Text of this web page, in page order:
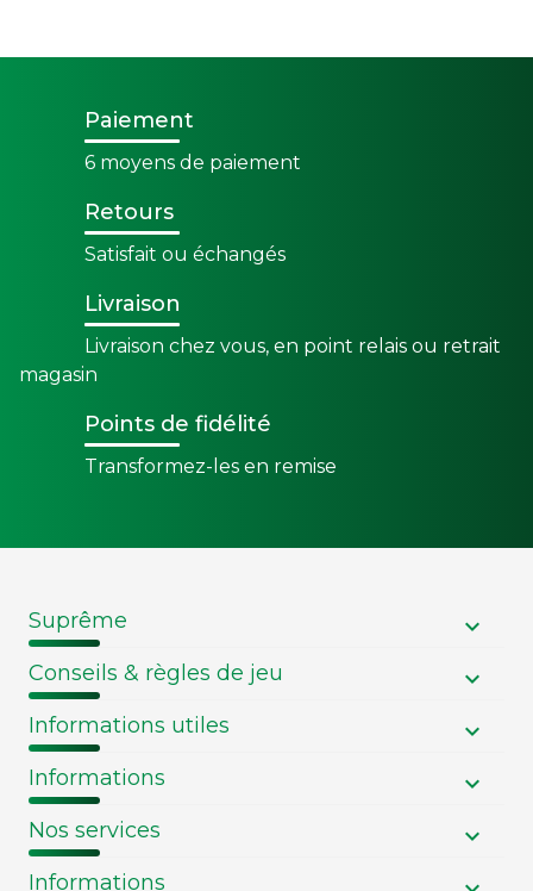
Paiement
6 moyens de paiement
Retours
Satisfait ou échangés
Livraison
Livraison chez vous, en point relais ou retrait
magasin
Points de fidélité
Transformez-les en remise
Suprême
Conseils & règles de jeu
Informations utiles
Informations
Nos services
Informations